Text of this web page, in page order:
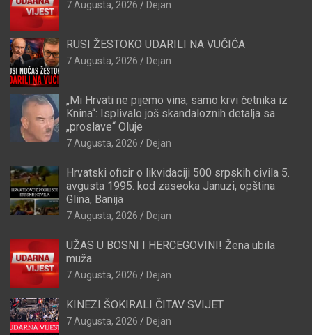
7 Augusta, 2026 Dejan
RUSI ŽESTOKO UDARILI NA VUČIĆA
7 Augusta, 2026 Dejan
„Mi Hrvati ne pijemo vina, samo krvi četnika iz
Knina“: Isplivalo još skandaloznih detalja sa
„proslave“ Oluje
7 Augusta, 2026 Dejan
Hrvatski oficir o likvidaciji 500 srpskih civila 5.
avgusta 1995. kod zaseoka Januzi, opština
Glina, Banija
7 Augusta, 2026 Dejan
UŽAS U BOSNI I HERCEGOVINI! Žena ubila
muža
7 Augusta, 2026 Dejan
KINEZI ŠOKIRALI ČITAV SVIJET
7 Augusta, 2026 Dejan